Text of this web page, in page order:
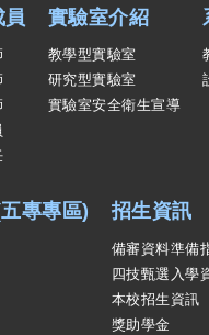
員 實驗室介紹
教學型實驗室
研究型實驗室
實驗室安全衛生宣導
專專區) 招生資訊
備審資料準備
四技甄選入學
本校招生資訊
獎助學金